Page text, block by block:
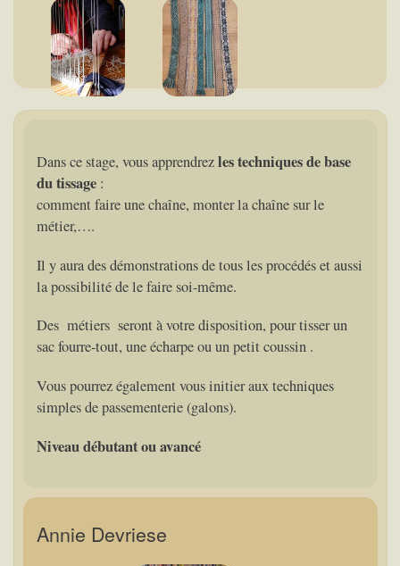
Dans ce stage, vous apprendrezles techniques de base
du tissage :
comment faire une chaîne, monter la chaîne sur le
métier,….
Il y aura des démonstrations de tous les procédés et aussi
la possibilité de le faire soi-même.
Des métiers seront à votre disposition, pour tisser un
sac fourre-tout, une écharpe ou un petit coussin .
Vous pourrez également vous initier aux techniques
simples de passementerie (galons).
Niveau débutant ou avancé
Annie Devriese